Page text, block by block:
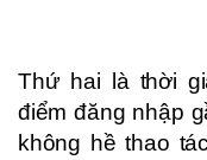
Thứ hai là thời
điểm đăng nhập
không hề thao